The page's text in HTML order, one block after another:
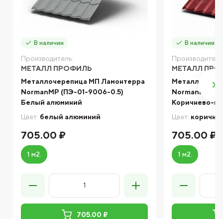
В наличии
Производитель:
МЕТАЛЛ ПРОФИЛЬ
Металлочерепица МП Ламонтерра
NormanMP (ПЭ-01-9006-0.5)
Белый алюминий
Цвет: белый алюминий
705.00 ₽
1 м2.
705.00 ₽
В наличии
МЕТАЛЛ
NormanMP
Коричнево-
Цвет:
705.00 ₽
1 м2.